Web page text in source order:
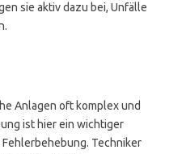
sie aktiv dazu bei, Unfälle
Anlagen oft komplex und
ist hier ein wichtiger
Techniker